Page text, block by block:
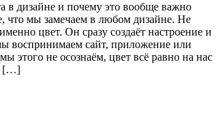
в дизайне и почему это вообще важно
что мы замечаем в любом дизайне. Не
цвет. Он сразу создаёт настроение и
воспринимаем сайт, приложение или
этого не осознаём, цвет всё равно на нас
[…]